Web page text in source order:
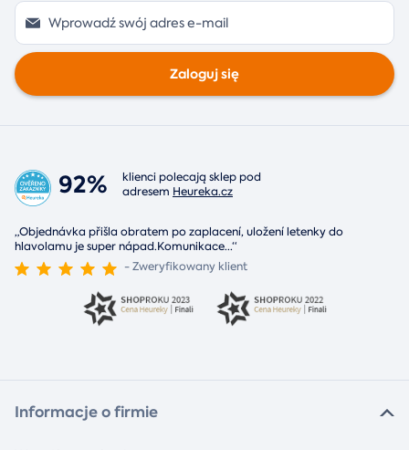
Zaloguj się
92%
klienci polecają sklep pod
adresem Heureka.cz
„Objednávka přišla obratem po zaplacení, uložení letenky do
hlavolamu je super nápad.Komunikace...“
- Zweryfikowany klient
Informacje o firmie